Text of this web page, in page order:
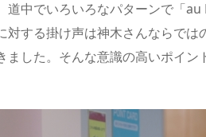
中でいろいろなパターンで「au
する掛け声は神木さんならでは
した。そんな意識の高いポイン